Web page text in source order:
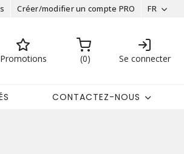
Créer/modifier un compte PRO FR
Promotions 0 Se connecter
CONTACTEZ-NOUS